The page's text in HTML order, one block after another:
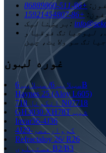
+86-511-86889860
+86-15921454807
بریښنالیک:
لیوجیانګ فوقیاو
سو ولایت، چین
غوره لټون
سټلایټ 6/ سټلایټ 6B
Haynes 25 (Aloy L605)
انکونل 718 N07718
GH3030 XH78T شیټ
Invar36-4J36
4J29-کووار مصر
Refractaloy 26/ R26
هستیلوی B2/B3